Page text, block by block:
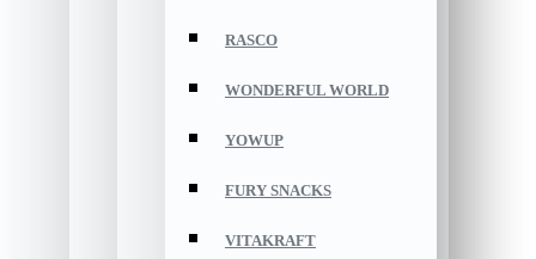
RASCO
WONDERFUL WORLD
YOWUP
FURY SNACKS
VITAKRAFT